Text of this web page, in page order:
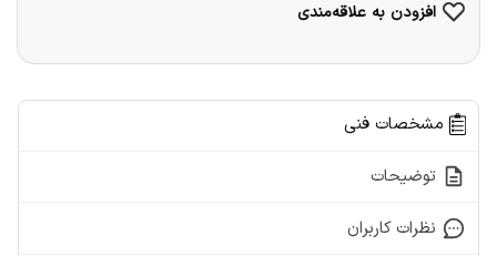
افزودن به علاقه‌مندی
مشخصات فنی
توضیحات
نظرات کاربران